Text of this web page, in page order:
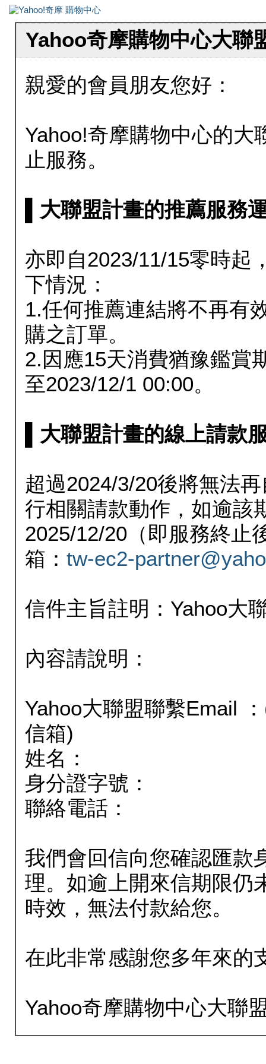
Yahoo奇摩購物中心大聯
親愛的會員朋友您好：
Yahoo!奇摩購物中心的大
止服務。
▌大聯盟計畫的推薦服務
亦即自2023/11/15零時起
下情況：
1.任何推薦連結將不再有
購之訂單。
2.因應15天消費猶豫鑑賞
至2023/12/1 00:00。
▌大聯盟計畫的線上請款
超過2024/3/20後將無法
行相關請款動作，如逾該
2025/12/20（即服務終止
箱： tw-ec2-
信件主旨註明：Yahoo大
內容請說明：
Yahoo大聯盟聯繫Email
信箱)
姓名：
身分證字號：
聯絡電話：
我們會回信向您確認匯款
理。如逾上開來信期限仍
時效，無法付款給您。
在此非常感謝您多年來的
Yahoo奇摩購物中心大